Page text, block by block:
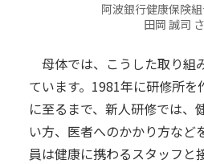
阿波銀行健康保険
田岡 誠司
母体では、こうした取り組
ています。1981年に研修所
に至るまで、新人研修では、
い方、医者へのかかり方など
員は健康に携わるスタッフと